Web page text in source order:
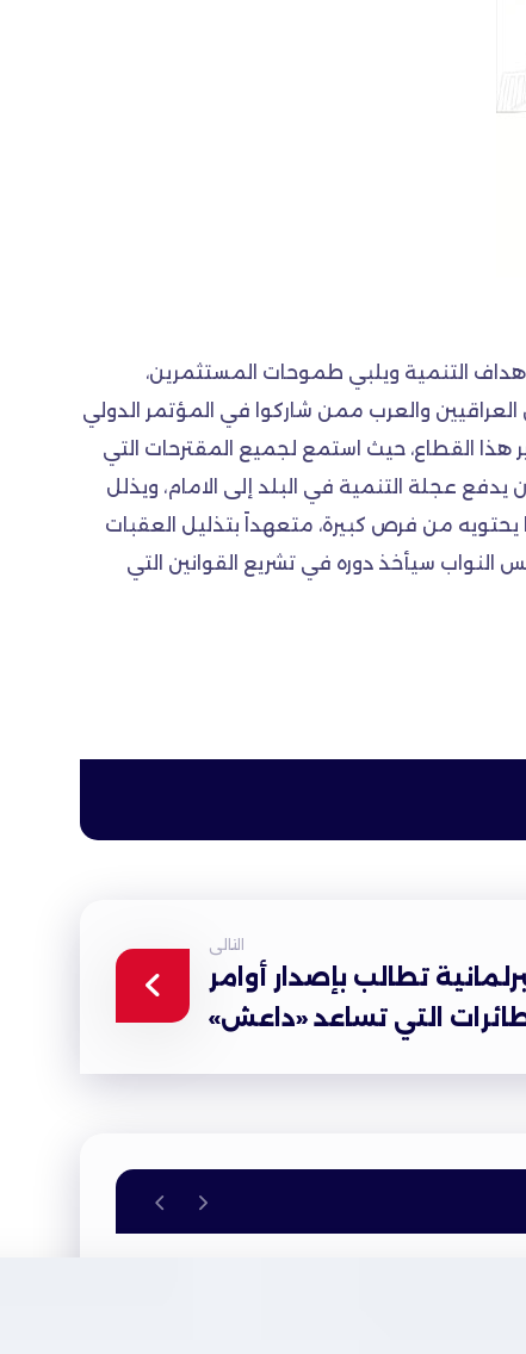
التنمية ويلبي طموحات المستثمرين،
والعرب ممن شاركوا في المؤتمر الدولي
هذا القطاع، حيث استمع لجميع المقترحات التي
عجلة التنمية في البلد إلى الامام، ويذلل
من فرص كبيرة، متعهداً بتذليل العقبات
النواب سيأخذ دوره في تشريع القوانين التي
التالى
تطالب بإصدار أوامر
التي تساعد «داعش»